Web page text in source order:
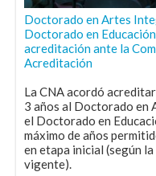
Doctorado en Artes
Doctorado en
acreditación ante la
Acreditación
La CNA acordó
3 años al Doctorado en
el Doctorado en
máximo de años
en etapa inicial (según
vigente).